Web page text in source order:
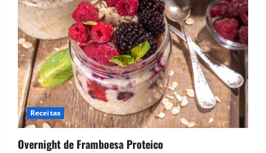
Receitas
Overnight de Framboesa Proteico